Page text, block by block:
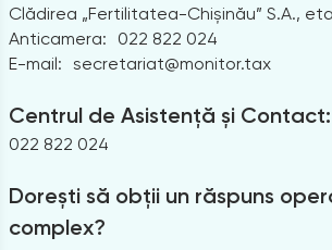
Clădirea „Fertilitatea-Chișinău” S.A.,
Anticamera:
022 822 024
E-mail: secretariat@monitor.tax
Centrul de Asistență și Contact:
022 822 024
Dorești să obții un răspuns
complex?